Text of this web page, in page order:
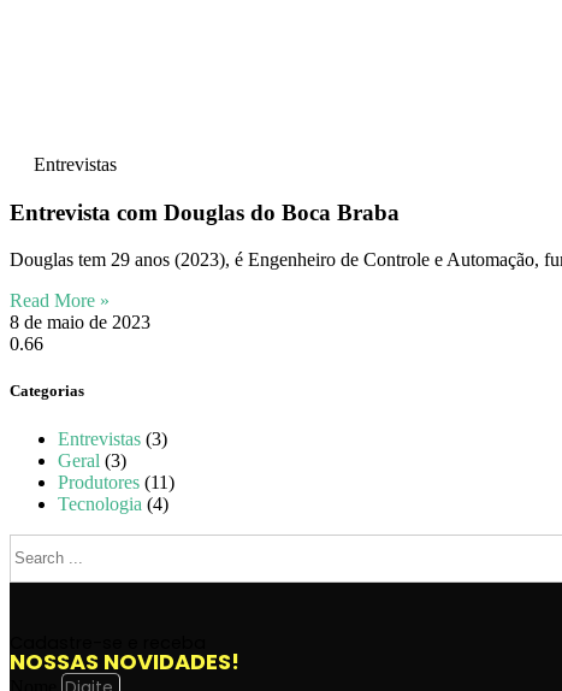
Entrevistas
Entrevista com Douglas do Boca Braba
Douglas tem 29 anos (2023), é Engenheiro de Controle e Automação,
Read More »
8 de maio de 2023
Categorias
Entrevistas (3)
Geral (3)
Produtores (11)
Tecnologia (4)
NOSSAS NOVIDADES!